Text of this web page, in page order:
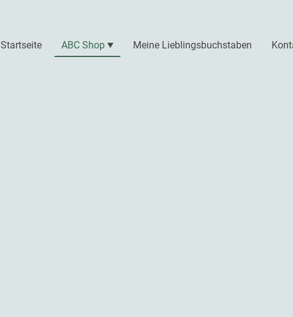
Startseite ABC Shop Meine Lieblingsbuchstaben